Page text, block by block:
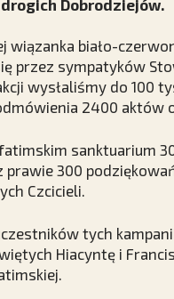
Dobrodziejów.
wiązanka biało-
przez sympatyków
wysłaliśmy do 100
2400 aktów
sanktuarium
prawie 300
Czcicieli.
tych
Hiacyntę i